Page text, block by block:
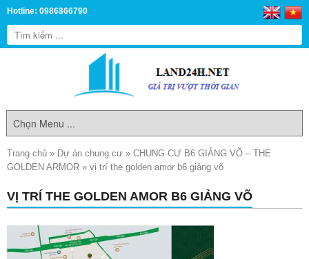
Hotline: 0986866790
Trang chủ » Dự án chung cư » CHUNG CƯ B6 GIẢNG VÕ – THE
GOLDEN ARMOR » vị trí the golden amor b6 giảng võ
VỊ TRÍ THE GOLDEN AMOR B6 GIẢNG VÕ